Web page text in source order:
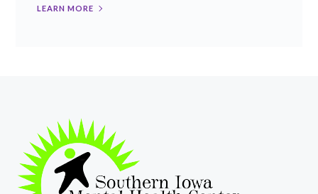
LEARN MORE